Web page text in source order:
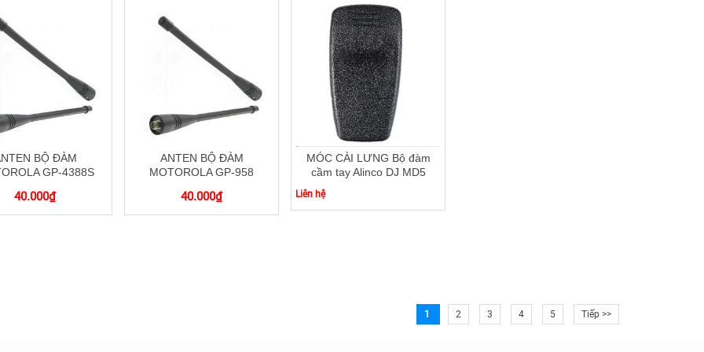
BỘ ĐÀM
GP-4388S
40.000₫
ANTEN BỘ ĐÀM
MOTOROLA GP-958
40.000₫
MÓC CÀI LƯNG Bộ đàm
cầm tay Alinco DJ MD5
Liên hệ
1 2 3 4 5 Tiếp >>